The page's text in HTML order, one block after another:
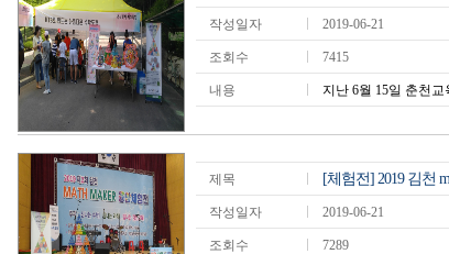
작성일자 2019-06-21
조회수 7415
내용 지난 6월 15일 춘천
제목 [체험전] 2019 김천
작성일자 2019-06-21
조회수 7289